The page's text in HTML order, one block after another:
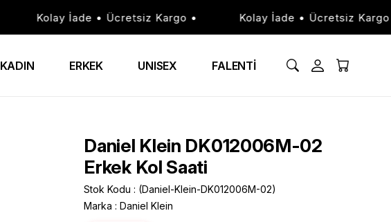
Kolay İade • Ücretsiz Kargo • Kolay İade • Ücretsiz Kargo •
KADIN ERKEK UNISEX FALENTİ
Daniel Klein DK012006M-02
Erkek Kol Saati
Stok Kodu
(Daniel-Klein-DK012006M-02)
Marka : Daniel Klein